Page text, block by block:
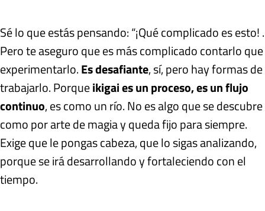
Sé lo que estás pensando: “¡Qué complicado es esto! .
Pero te aseguro que es más complicado contarlo que
experimentarlo.Es desafiante, sí, pero hay formas de
trabajarlo. Porqueikigai es un proceso, es un flujo
continuo, es como un río. No es algo que se descubre
como por arte de magia y queda fijo para siempre.
Exige que le pongas cabeza, que lo sigas analizando,
porque se irá desarrollando y fortaleciendo con el
tiempo.